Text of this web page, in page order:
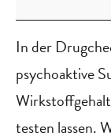
In der
psychoaktive
testen lassen.